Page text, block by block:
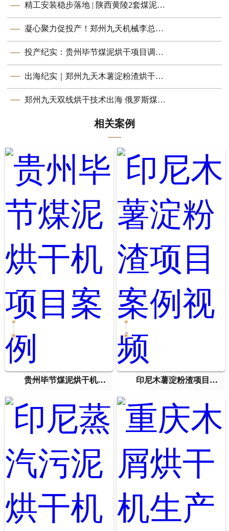
精工安装稳步落地 | 陕西黄陵2套煤泥烘干机项目进入调试阶段
凝心聚力促投产！郑州九天机械李总赴大唐淮南电厂煤泥烘干项目现场考察
投产纪实：贵州毕节煤泥烘干项目调试收官，稳定投入生产运行
出海纪实｜郑州九天木薯淀粉渣烘干设备助力印尼客户顺利投产
郑州九天双线烘干技术出海 俄罗斯煤泥烘干项目顺利完成安装
相关案例
贵州毕节煤泥烘干机项目案例 印尼木薯淀粉渣项目案例视频